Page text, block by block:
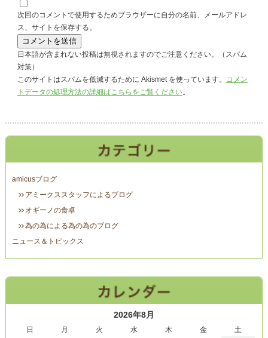
次回のコメントで使用するためブラウザーに自分の名前、メールアドレ
ス、サイトを保存する。
日本語が含まれない投稿は無視されますのでご注意ください。（スパム
対策）
このサイトはスパムを低減するために Akismet を使っています。 コメン
トデータの処理方法の詳細はこちらをご覧ください。
amicusブログ
アミークススタッフによるブログ
オギーノの食卓
為の為による為の為のブログ
ニュース＆トピックス
2026年8月
日 月 火 水 木 金
土